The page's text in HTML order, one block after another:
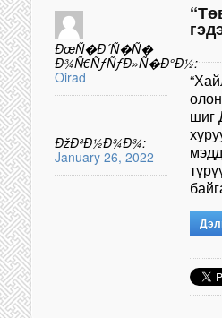
ÐœÑ�Ð´Ñ�Ñ�
Ð¾Ñ€ÑƒÑƒÐ»Ñ�Ð°Ð½:
Oirad
ÐžÐ³Ð½Ð¾Ð¾:
January 26, 2022
шиг